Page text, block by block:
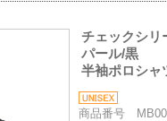
チェックシリ
パール/黒
半袖ポロシャ
商品番号